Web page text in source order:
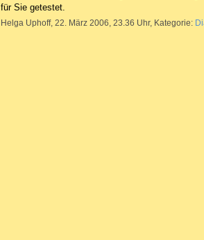
für Sie getestet.
Helga Uphoff, 22. März 2006, 23.36 Uhr, Kategorie: